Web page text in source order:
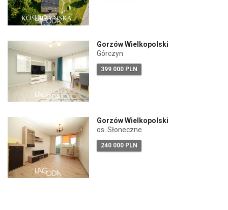
Gorzów Wielkopolski
Górczyn
399 000 PLN
Gorzów Wielkopolski
os. Słoneczne
240 000 PLN